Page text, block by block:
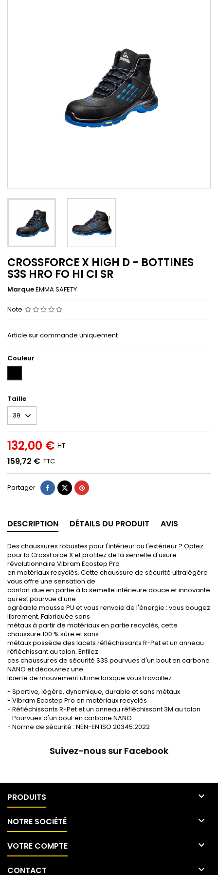
CROSSFORCE X HIGH D - BOTTINES
S3S HRO FO HI CI SR
MarqueEMMA SAFETY
Note
Article sur commande uniquement
Couleur
(NO/BL)
Taille
132,00 € HT
159,72 € TTC
Partager
DESCRIPTION DÉTAILS DU PRODUIT AVIS
Des chaussures robustes pour l'intérieur ou l'extérieur ? Optez
pour la CrossForce X et profitez de la semelle d'usure
révolutionnaire Vibram Ecostep Pro
en matériaux recyclés. Cette chaussure de sécurité ultralégère
vous offre une sensation de
confort due en partie à la semelle intérieure douce et innovante
qui est pourvue d'une
agréable mousse PU et vous renvoie de l'énergie : vous bougez
librement. Fabriquée sans
métaux à partir de matériaux en partie recyclés, cette
chaussure 100 % sûre et sans
métaux possède des lacets réfléchissants R-Pet et un anneau
réfléchissant au talon. Enfilez
ces chaussures de sécurité S3S pourvues d'un bout en carbone
NANO et découvrez une
liberté de mouvement ultime lorsque vous travaillez.
- Sportive, légère, dynamique, durable et sans métaux
- Vibram Ecostep Pro en matériaux recyclés
- Réfléchissants R-Pet et un anneau réfléchissant 3M au talon
- Pourvues d'un bout en carbone NANO
- Norme de sécurité : NEN-EN ISO 20345:2022
Suivez-nous sur Facebook
PRODUITS 
NOTRE SOCIÉTÉ 
VOTRE COMPTE 
CONTACT 